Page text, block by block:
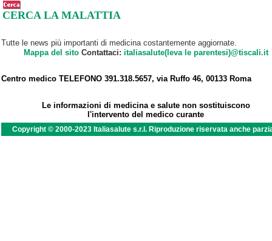
CERCA LA MALATTIA
Tutte le news più importanti di medicina costantemente aggiornate.
Mappa del sitoContattaci: italiasalute(leva le parentesi)@tiscali.it
Centro medico TELEFONO 391.318.5657, via Ruffo 46, 00133 Roma
Le informazioni di medicina e salute non sostituiscono
l'intervento del medico curante
Copyright © 2000-2023 Italiasalute s.r.l. Riproduzione riservata anche